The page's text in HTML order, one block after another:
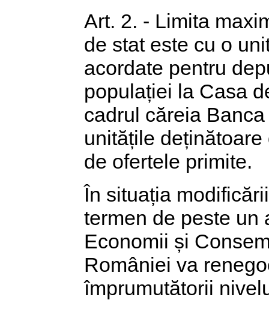
Art. 2. - Limita
de stat este cu o
acordate pentru
populației la Casa
cadrul căreia
unitățile
de ofertele primite.
În situația
termen de peste un
Economii și
României va
împrumutătorii